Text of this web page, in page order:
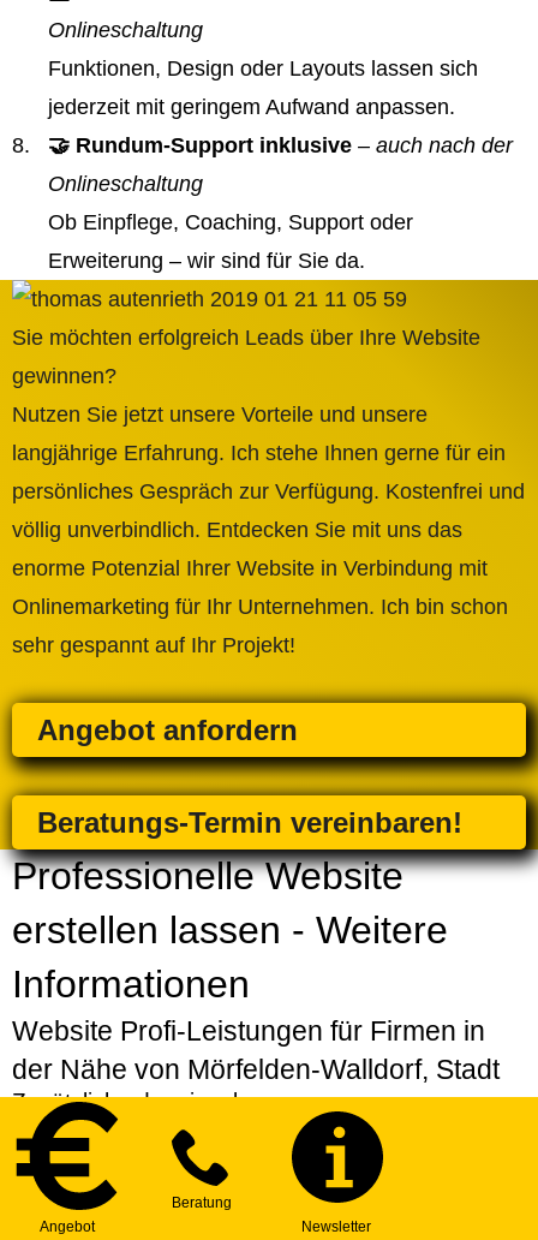
Onlineschaltung
Funktionen, Design oder Layouts lassen sich
jederzeit mit geringem Aufwand anpassen.
🤝 Rundum-Support inklusive – auch nach der
Onlineschaltung
Ob Einpflege, Coaching, Support oder
Erweiterung – wir sind für Sie da.
Sie möchten erfolgreich Leads über Ihre Website
gewinnen?
Nutzen Sie jetzt unsere Vorteile und unsere
langjährige Erfahrung. Ich stehe Ihnen gerne für ein
persönliches Gespräch zur Verfügung. Kostenfrei und
völlig unverbindlich. Entdecken Sie mit uns das
enorme Potenzial Ihrer Website in Verbindung mit
Onlinemarketing für Ihr Unternehmen. Ich bin schon
sehr gespannt auf Ihr Projekt!
Angebot anfordern
Beratungs-Termin vereinbaren!
Professionelle Website
erstellen lassen - Weitere
Informationen
Website Profi-Leistungen für Firmen in
der Nähe von Mörfelden-Walldorf, Stadt
Zusätzlich oder einzeln
Strategiepaket
| Erarbeitung einer individuellen
Strategie für Ihre Website
Express-Service| Bevorzugte Erstellung Ihres